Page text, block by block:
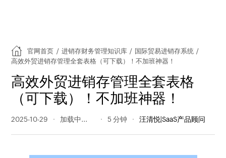
官网首页 / 进销存财务管理知识库 / 国际贸易进销存系统 /
高效外贸进销存管理全套表格（可下载）！不加班神器！
高效外贸进销存管理全套表格
（可下载）！不加班神器！
2025-10-29 480 阅读量 5 分钟 汪清悦|SaaS产品顾问